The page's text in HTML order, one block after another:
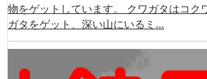
物をゲットしています。 クワガタはコク
ガタをゲット、深い山にいるミ...